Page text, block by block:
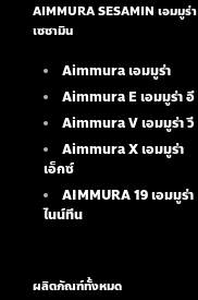
AIMMURA SESAMIN เอมมูร่า
เซซามิน
Aimmura เอมมูร่า
Aimmura E เอมมูร่า อี
Aimmura V เอมมูร่า วี
Aimmura X เอมมูร่า
เอ็กซ์
AIMMURA 19เอมมูร่า
ไนน์ทีน
ผลิตภัณฑ์ทั้งหมด